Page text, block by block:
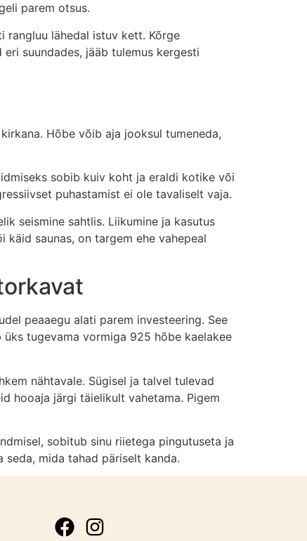
parem otsus.
rangluu lähedal istuv kett. Kõrge
suundades, jääb tulemus kergesti
Hõbe võib aja jooksul tumeneda,
sobib kuiv koht ja eraldi kotike või
puhastamist ei ole tavaliselt vaja.
seismine sahtlis. Liikumine ja kasutus
käid saunas, on targem ehe vahepeal
peaaegu alati parem investeering. See
tugevama vormiga 925 hõbe kaelakee
nähtavale. Sügisel ja talvel tulevad
hooaja järgi täielikult vahetama. Pigem
sobitub sinu riietega pingutuseta ja
mida tahad päriselt kanda.